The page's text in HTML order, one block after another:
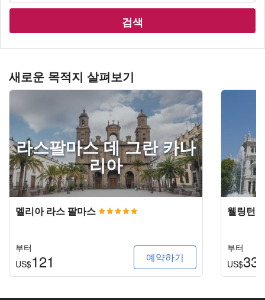
검색
새로운 목적지 살펴보기
라스팔마스 데 그란 카나
리아
멜리아 라스 팔마스
부터
US$121 예약하기
웰링턴
부터
US$